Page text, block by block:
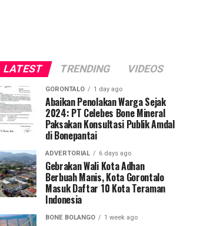
LATEST TRENDING VIDEOS
GORONTALO 1 day ago
Abaikan Penolakan Warga Sejak
2024: PT Celebes Bone Mineral
Paksakan Konsultasi Publik Amdal
di Bonepantai
ADVERTORIAL 6 days ago
Gebrakan Wali Kota Adhan
Berbuah Manis, Kota Gorontalo
Masuk Daftar 10 Kota Teraman
Indonesia
BONE BOLANGO 1 week ago